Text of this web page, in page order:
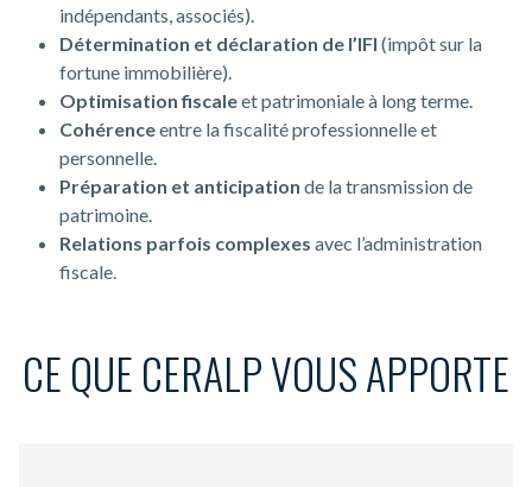
indépendants, associés).
Détermination et déclaration de l’IFI (impôt sur la
fortune immobilière).
Optimisation fiscaleet patrimoniale à long terme.
Cohérenceentre la fiscalité professionnelle et
personnelle.
Préparation et anticipation de la transmission de
patrimoine.
Relations parfois complexes avec l’administration
fiscale.
CE QUE CERALP VOUS APPORTE